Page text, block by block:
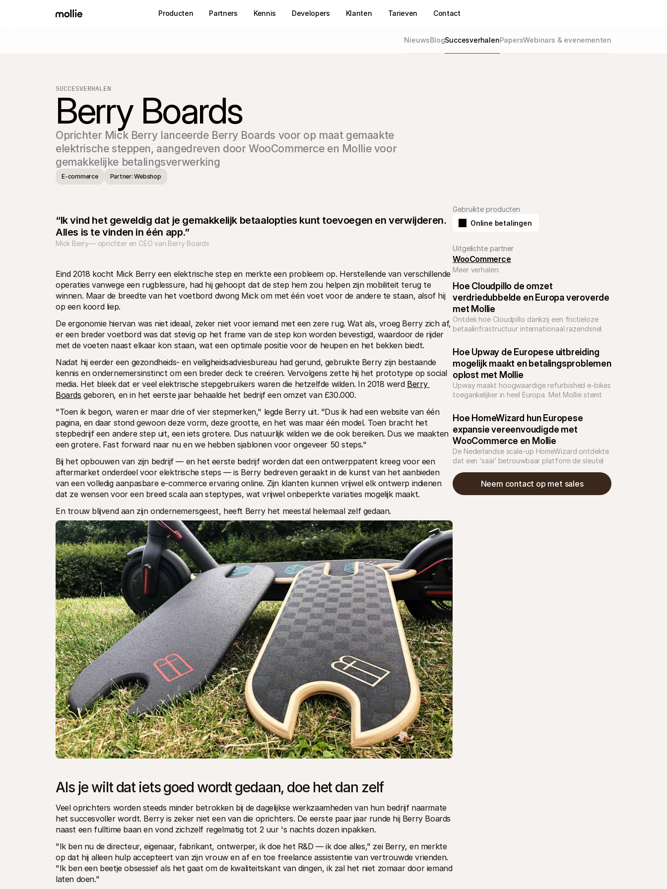
Producten Partners Kennis Developers Klanten Tarieven Contact
NieuwsBlogSuccesverhalenPapersWebinars & evenementen
SUCCESVERHALEN
Berry Boards
Oprichter Mick Berry lanceerde Berry Boards voor op maat gemaakte
elektrische steppen, aangedreven door WooCommerce en Mollie voor
gemakkelijke betalingsverwerking
E-commerce Partner: Webshop
“Ik vind het geweldig dat je gemakkelijk betaalopties kunt toevoegen en verwijderen.
Alles is te vinden in één app.”
Mick Berry— oprichter en CEO van Berry Boards
Eind 2018 kocht Mick Berry een elektrische step en merkte een probleem op. Herstellende van verschillende
operaties vanwege een rugblessure, had hij gehoopt dat de step hem zou helpen zijn mobiliteit terug te
winnen. Maar de breedte van het voetbord dwong Mick om met één voet voor de andere te staan, alsof hij
op een koord liep.
De ergonomie hiervan was niet ideaal, zeker niet voor iemand met een zere rug. Wat als, vroeg Berry zich af,
er een breder voetbord was dat stevig op het frame van de step kon worden bevestigd, waardoor de rijder
met de voeten naast elkaar kon staan, wat een optimale positie voor de heupen en het bekken biedt.
Nadat hij eerder een gezondheids- en veiligheidsadviesbureau had gerund, gebruikte Berry zijn bestaande
kennis en ondernemersinstinct om een breder deck te creëren. Vervolgens zette hij het prototype op social
media. Het bleek dat er veel elektrische stepgebruikers waren die hetzelfde wilden. In 2018 werd Berry
Boards geboren, en in het eerste jaar behaalde het bedrijf een omzet van £30.000.
"Toen ik begon, waren er maar drie of vier stepmerken," legde Berry uit. "Dus ik had een website van één
pagina, en daar stond gewoon deze vorm, deze grootte, en het was maar één model. Toen bracht het
stepbedrijf een andere step uit, een iets grotere. Dus natuurlijk wilden we die ook bereiken. Dus we maakten
een grotere. Fast forward naar nu en we hebben sjablonen voor ongeveer 50 steps."
Bij het opbouwen van zijn bedrijf — en het eerste bedrijf worden dat een ontwerppatent kreeg voor een
aftermarket onderdeel voor elektrische steps — is Berry bedreven geraakt in de kunst van het aanbieden
van een volledig aanpasbare e-commerce ervaring online. Zijn klanten kunnen vrijwel elk ontwerp indienen
dat ze wensen voor een breed scala aan steptypes, wat vrijwel onbeperkte variaties mogelijk maakt.
En trouw blijvend aan zijn ondernemersgeest, heeft Berry het meestal helemaal zelf gedaan.
Als je wilt dat iets goed wordt gedaan, doe het dan zelf
Veel oprichters worden steeds minder betrokken bij de dagelijkse werkzaamheden van hun bedrijf naarmate
het succesvoller wordt. Berry is zeker niet een van die oprichters. De eerste paar jaar runde hij Berry Boards
naast een fulltime baan en vond zichzelf regelmatig tot 2 uur 's nachts dozen inpakken.
"Ik ben nu de directeur, eigenaar, fabrikant, ontwerper, ik doe het R&D — ik doe alles," zei Berry, en merkte
op dat hij alleen hulp accepteert van zijn vrouw en af en toe freelance assistentie van vertrouwde vrienden.
"Ik ben een beetje obsessief als het gaat om de kwaliteitskant van dingen, ik zal het niet zomaar door iemand
laten doen."
Gebruikte producten
Online betalingen
Uitgelichte partner
WooCommerce
Meer verhalen:
Hoe Cloudpillo de omzet
verdriedubbelde en Europa veroverde
met Mollie
Ontdek hoe Cloudpillo dankzij een frictieloze
betaalinfrastructuur internationaal razendsnel
Hoe Upway de Europese uitbreiding
mogelijk maakt en betalingsproblemen
oplost met Mollie
Upway maakt hoogwaardige refurbished e-bikes
toegankelijker in heel Europa. Met Mollie stemt
betaalvoorkeuren, bouwt het vertrouwen op en
versnelt het verdere groei.
Hoe HomeWizard hun Europese
expansie vereenvoudigde met
WooCommerce en Mollie
De Nederlandse scale-up HomeWizard ontdekte
dat een ‘saai’ betrouwbaar platform de sleutel
landen. Mét een klein team.
Neem contact op met sales